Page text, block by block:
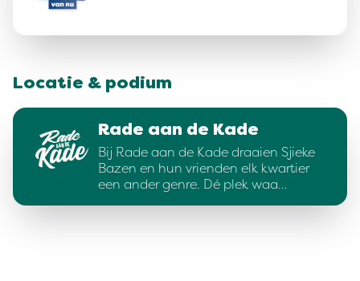
Locatie & podium
Rade aan de Kade
Bij Rade aan de Kade draaien Sjieke
Bazen en hun vrienden elk kwartier
een ander genre. Dé plek waa…